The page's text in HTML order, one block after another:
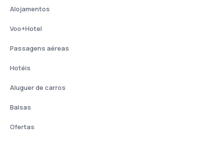
Alojamentos
Voo+Hotel
Passagens aéreas
Hotéis
Aluguer de carros
Balsas
Ofertas